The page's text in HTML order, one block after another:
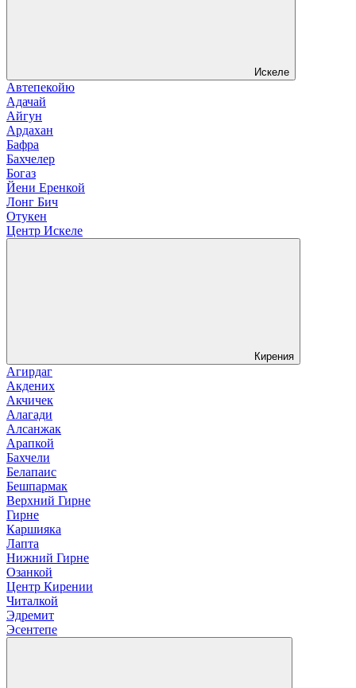
Искеле
Автепекойю
Адачай
Айгун
Ардахан
Бафра
Бахчелер
Богаз
Йени Еренкой
Лонг Бич
Отукен
Центр Искеле
Кирения
Агирдаг
Акдених
Акчичек
Алагади
Алсанжак
Арапкой
Бахчели
Белапаис
Бешпармак
Верхний Гирне
Гирне
Каршияка
Лапта
Нижний Гирне
Озанкой
Центр Кирении
Читалкой
Эдремит
Эсентепе